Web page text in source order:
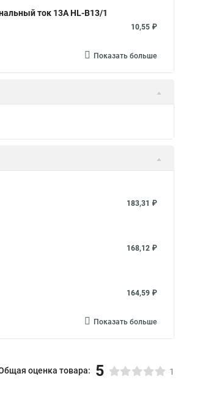
ток 13А HL-B13/1
10,55 ₽
Показать больше
183,31 ₽
168,12 ₽
164,59 ₽
Показать больше
оценка товара: 5 1